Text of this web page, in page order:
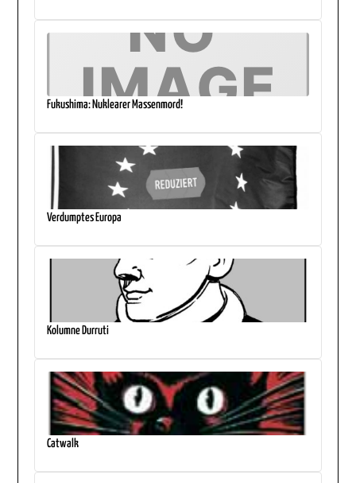
Fukushima: Nuklearer Massenmord!
Verdumptes Europa
Kolumne Durruti
Catwalk